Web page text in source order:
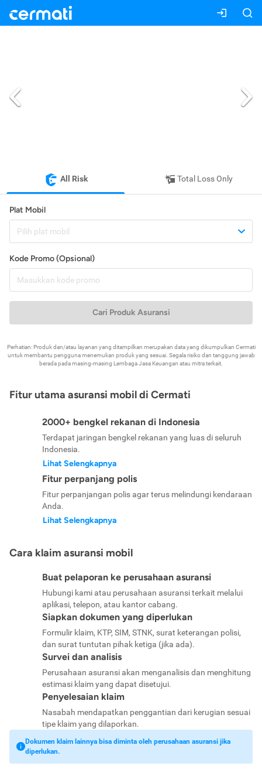
All Risk Total Loss Only
Plat Mobil
Pilih plat mobil
Kode Promo (Opsional)
Cari Produk Asuransi
Perhatian: Produk dan/atau layanan yang ditampilkan merupakan data yang dikumpulkan Cermati
untuk membantu pengguna menemukan produk yang sesuai. Segala risiko dan tanggung jawab
berada pada masing-masing Lembaga Jasa Keuangan atau mitra terkait.
Fitur utama asuransi mobil di Cermati
2000+ bengkel rekanan di Indonesia
Terdapat jaringan bengkel rekanan yang luas di seluruh
Indonesia.
Lihat Selengkapnya
Fitur perpanjang polis
Fitur perpanjangan polis agar terus melindungi kendaraan
Anda.
Lihat Selengkapnya
Cara klaim asuransi mobil
Buat pelaporan ke perusahaan asuransi
Hubungi kami atau perusahaan asuransi terkait melalui
aplikasi, telepon, atau kantor cabang.
Siapkan dokumen yang diperlukan
Formulir klaim, KTP, SIM, STNK, surat keterangan polisi,
dan surat tuntutan pihak ketiga (jika ada).
Survei dan analisis
Perusahaan asuransi akan menganalisis dan menghitung
estimasi klaim yang dapat disetujui.
Penyelesaian klaim
Nasabah mendapatkan penggantian dari kerugian sesuai
tipe klaim yang dilaporkan.
Dokumen klaim lainnya bisa diminta oleh perusahaan asuransi jika
diperlukan.